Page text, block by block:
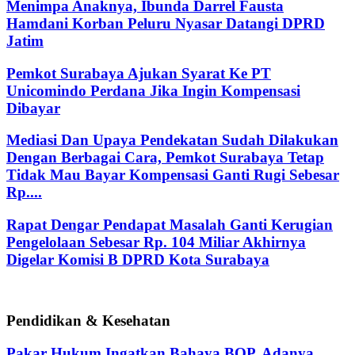
Menimpa Anaknya, Ibunda Darrel Fausta
Hamdani Korban Peluru Nyasar Datangi DPRD
Jatim
Pemkot Surabaya Ajukan Syarat Ke PT
Unicomindo Perdana Jika Ingin Kompensasi
Dibayar
Mediasi Dan Upaya Pendekatan Sudah Dilakukan
Dengan Berbagai Cara, Pemkot Surabaya Tetap
Tidak Mau Bayar Kompensasi Ganti Rugi Sebesar
Rp....
Rapat Dengar Pendapat Masalah Ganti Kerugian
Pengelolaan Sebesar Rp. 104 Miliar Akhirnya
Digelar Komisi B DPRD Kota Surabaya
Pendidikan & Kesehatan